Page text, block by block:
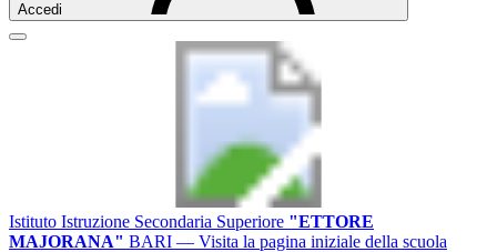
Accedi
Istituto Istruzione Secondaria Superiore "ETTORE
MAJORANA" BARI — Visita la pagina iniziale della scuola